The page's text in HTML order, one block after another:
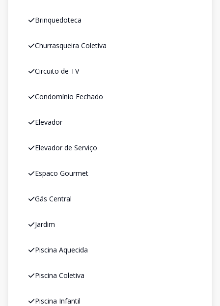
Brinquedoteca
Churrasqueira Coletiva
Circuito de TV
Condomínio Fechado
Elevador
Elevador de Serviço
Espaco Gourmet
Gás Central
Jardim
Piscina Aquecida
Piscina Coletiva
Piscina Infantil